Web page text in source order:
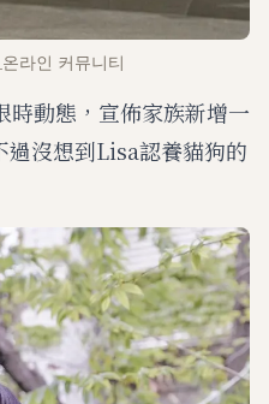
라인 커뮤니티
動態，宣佈家族新增一
沒想到Lisa認養貓狗的